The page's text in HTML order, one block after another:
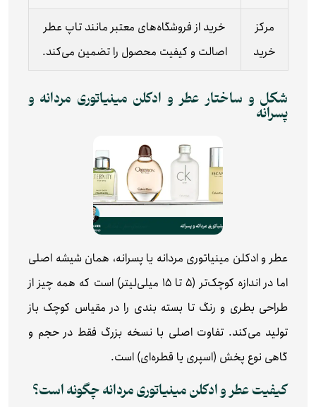
مرکز
خرید
خرید از فروشگاه‌های معتبر مانند تاپ عطر
اصالت و کیفیت محصول را تضمین می‌کند.
شکل و ساختار عطر و ادکلن مینیاتوری مردانه و
پسرانه
عطر و ادکلن مینیاتوری مردانه یا پسرانه، همان شیشه اصلی
اما در اندازه کوچک‌تر (5 تا 15 میلی‌لیتر) است که همه‌ چیز از
طراحی بطری و رنگ تا بسته‌ بندی را در مقیاس کوچک باز
تولید می‌کند. تفاوت اصلی با نسخه بزرگ فقط در حجم و
گاهی نوع پخش (اسپری یا قطره‌ای) است.
کیفیت عطر و ادکلن مینیاتوری مردانه چگونه است؟